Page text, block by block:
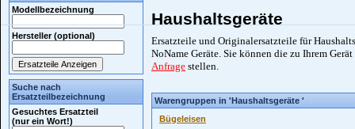
Modellbezeichnung
Hersteller (optional)
Suche nach
Ersatzteilbezeichnung
Gesuchtes Ersatzteil
(nur ein Wort!)
Haushaltsgeräte
Ersatzteile und Originalersatzteile für
NoName Geräte. Sie können die zu Ihrem
Anfrage stellen.
Warengruppen in 'Haushaltsgeräte '
Bügeleisen